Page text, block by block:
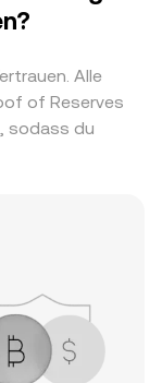
potenzielle
einem
und
lässt darauf
Alle
of Reserves
sodass du